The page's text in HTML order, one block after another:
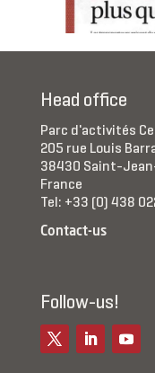
Head office
Parc d'activités
205 rue Louis
38430 Saint-
France
Tel: +33 (0) 438
Contact-us
Follow-us!